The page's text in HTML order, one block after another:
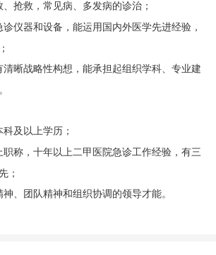
、抢救，常见病、多发病的诊治；
诊仪器和设备，能运用国内外医学先进经验，
清晰战略性构想，能承担起组织学科、专业建
及以上学历；
职称，十年以上二甲医院急诊工作经验，有三
；
、团队精神和组织协调的领导才能。